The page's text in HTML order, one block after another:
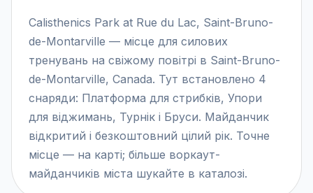
Calisthenics Park at Rue du Lac, Saint-Bruno-
de-Montarville — місце для силових
тренувань на свіжому повітрі в Saint-Bruno-
de-Montarville, Canada. Тут встановлено 4
снаряди: Платформа для стрибків, Упори
для віджимань, Турнік і Бруси. Майданчик
відкритий і безкоштовний цілий рік. Точне
місце — на карті; більше воркаут-
майданчиків міста шукайте в каталозі.